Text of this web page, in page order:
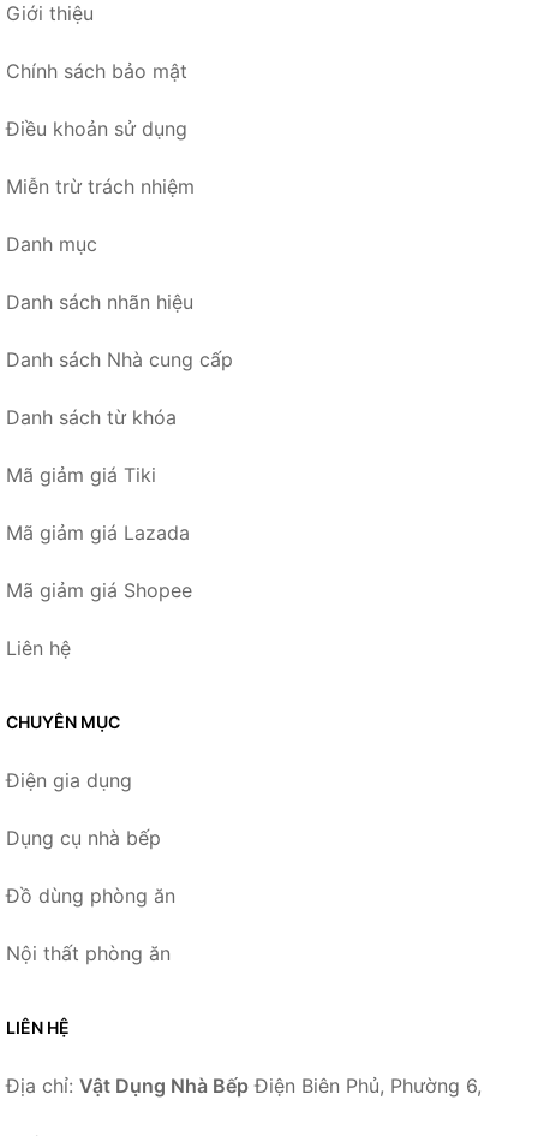
Giới thiệu
Chính sách bảo mật
Điều khoản sử dụng
Miễn trừ trách nhiệm
Danh mục
Danh sách nhãn hiệu
Danh sách Nhà cung cấp
Danh sách từ khóa
Mã giảm giá Tiki
Mã giảm giá Lazada
Mã giảm giá Shopee
Liên hệ
CHUYÊN MỤC
Điện gia dụng
Dụng cụ nhà bếp
Đồ dùng phòng ăn
Nội thất phòng ăn
LIÊN HỆ
Địa chỉ: Vật Dụng Nhà Bếp Điện Biên Phủ, Phường 6,